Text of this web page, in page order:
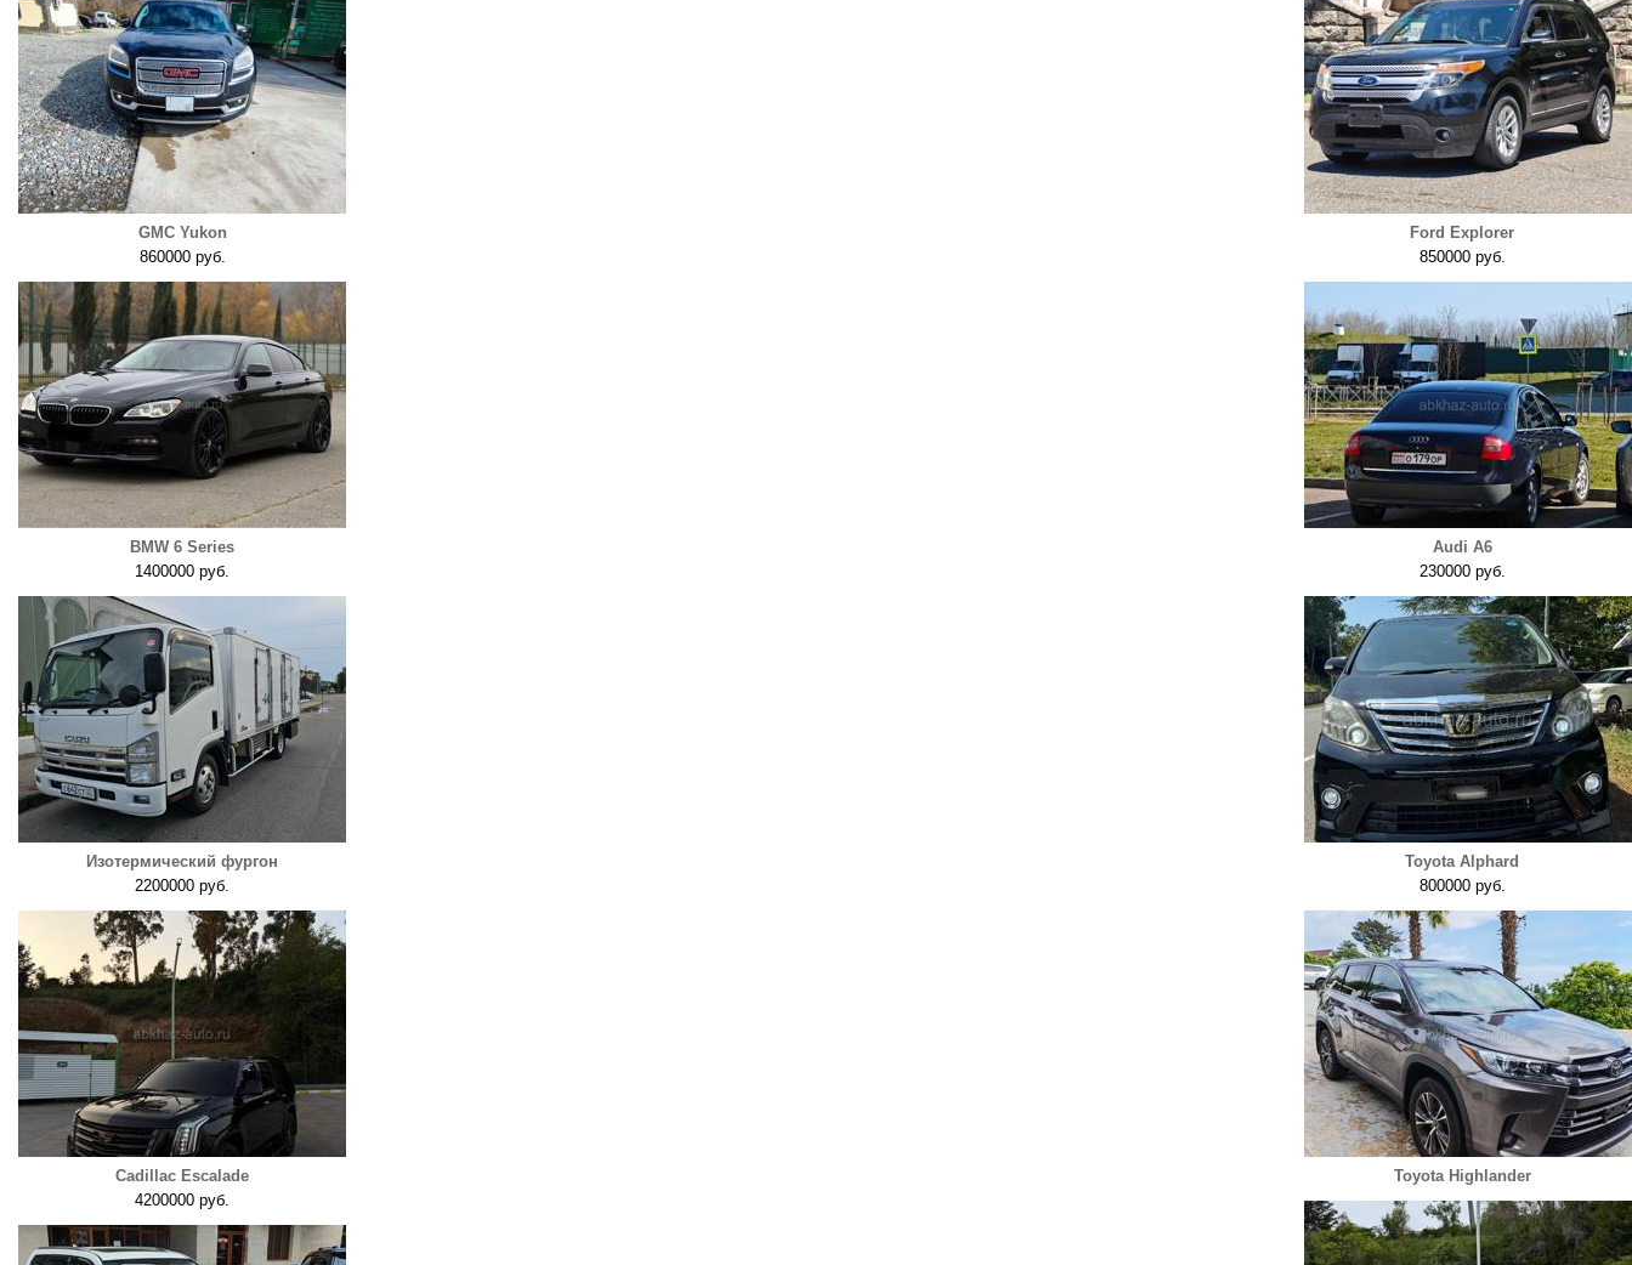
GMC Yukon
860000 руб.
BMW 6 Series
1400000 руб.
Изотермический фургон
2200000 руб.
Cadillac Escalade
4200000 руб.
Ford Explorer
850000 руб.
Audi A6
230000 руб.
Toyota Alphard
800000 руб.
Toyota Highlander